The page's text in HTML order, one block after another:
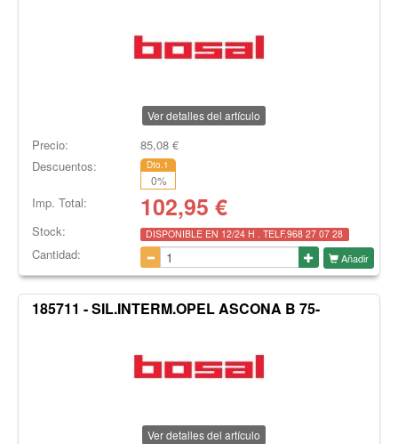
Ver detalles del artículo
Precio: 85,08€
Descuentos:
Dto.1
0%
Imp. Total: 102,95 €
Stock: DISPONIBLE EN 12/24 H . TELF.968 27 07 28
Cantidad: Añadir
185711 - SIL.INTERM.OPEL ASCONA B 75-
Ver detalles del artículo